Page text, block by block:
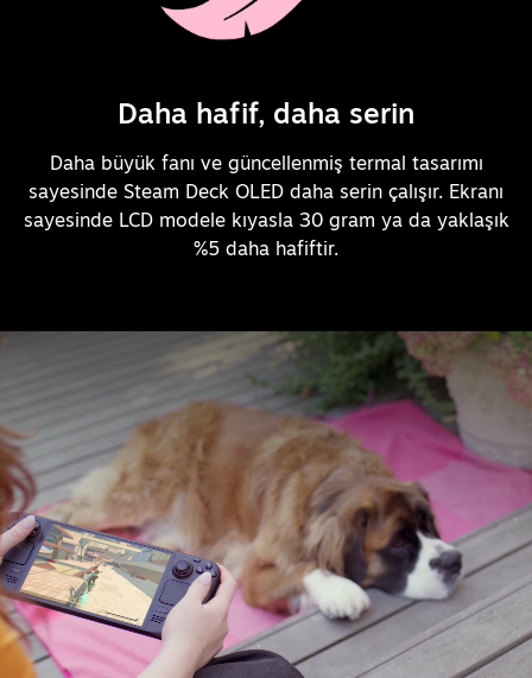
Daha hafif, daha serin
Daha büyük fanı ve güncellenmiş termal tasarımı
sayesinde Steam Deck OLED daha serin çalışır. Ekranı
sayesinde LCD modele kıyasla 30 gram ya da yaklaşık
%5 daha hafiftir.